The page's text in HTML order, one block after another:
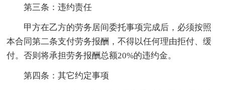
第三条：违约责任
甲方在乙方的劳务居间委托事项完成后，必须按照
本合同第二条支付劳务报酬，不得以任何理由拒付、缓
付。否则将承担劳务报酬总额20%的违约金。
第四条：其它约定事项